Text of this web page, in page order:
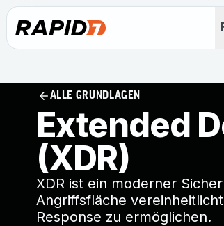
ALLE GRUNDLAGEN
Extended
(XDR)
XDR ist ein moderner
Angriffsfläche
Response zu ermöglichen.